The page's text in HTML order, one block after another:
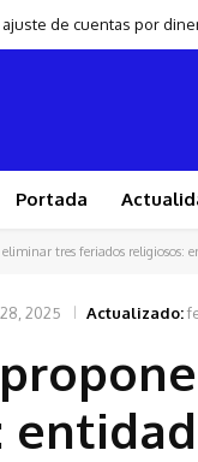
ajuste de cuentas por
Portada
eliminar tres feriados religiosos:
2025 Actualizado: